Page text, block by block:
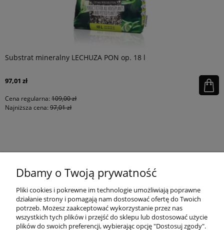
Substrat mineralny LECHUZA PON op. 18 l
97,01 zł
Cena regularna: 109,00 zł
Najniższa cena: 97,01 zł
MOJE KONTO
PŁATNOŚCI I DOSTAWA
Dbamy o Twoją prywatność
Pliki cookies i pokrewne im technologie umożliwiają poprawne
działanie strony i pomagają nam dostosować ofertę do Twoich
potrzeb. Możesz zaakceptować wykorzystanie przez nas
wszystkich tych plików i przejść do sklepu lub dostosować użycie
plików do swoich preferencji, wybierając opcję "Dostosuj zgody".